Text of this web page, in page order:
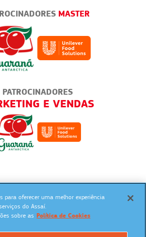
MASTER
PATROCINADORES
E VENDAS
para oferecer uma melhor experiência
do Assaí.
sobre as Política de Cookies